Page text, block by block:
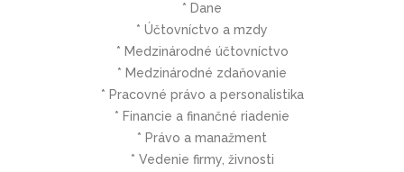
* Dane
* Účtovníctvo a mzdy
* Medzinárodné účtovníctvo
* Medzinárodné zdaňovanie
* Pracovné právo a personalistika
* Financie a finančné riadenie
* Právo a manažment
* Vedenie firmy, živnosti